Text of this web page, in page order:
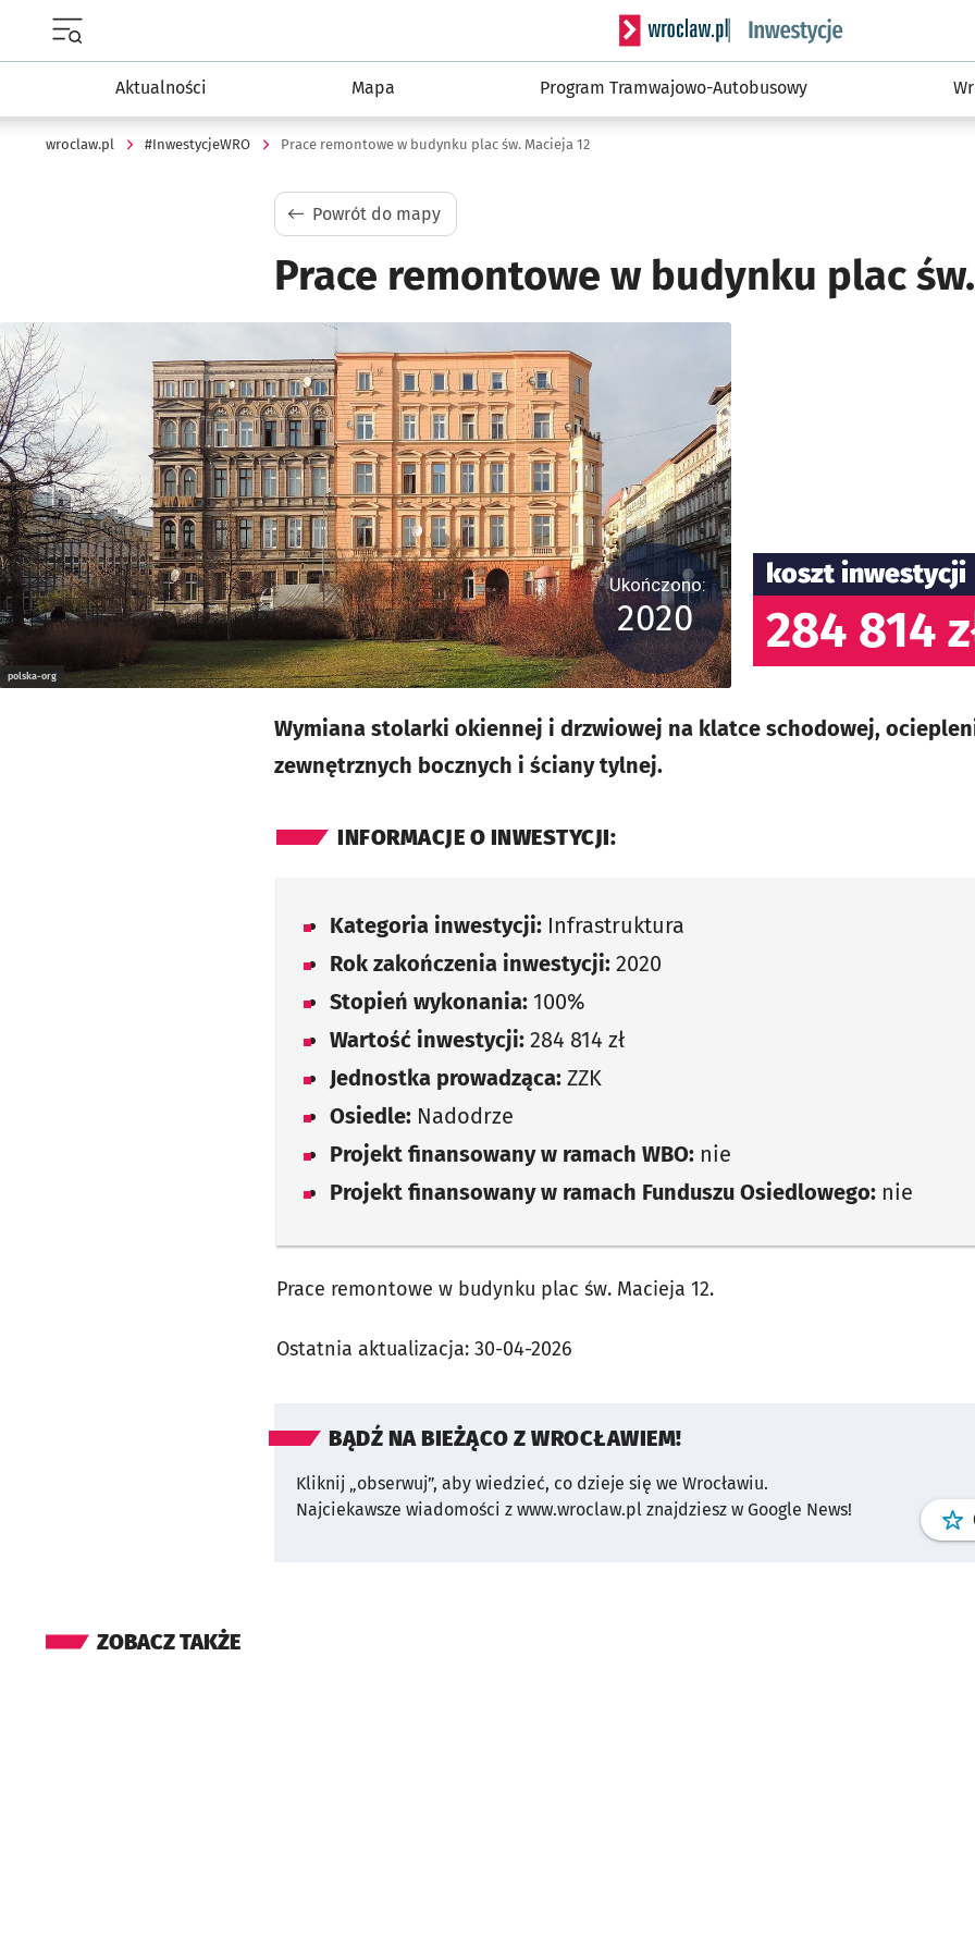
Serwis informacyjny wroclaw.pl podserwis:
Aktualności Mapa Program Tramwajowo-Autobusowy
wroclaw.pl #InwestycjeWRO Prace remontowe w budynku plac św. Macieja 12
Powrót do mapy
Prace remontowe w budynku plac
Kliknij, aby powiększyć
polska-org
Ukończono:
2020
koszt inwestycji
284 814
Wymiana stolarki okiennej i drzwiowej na klatce schodowej,
zewnętrznych bocznych i ściany tylnej.
INFORMACJE O INWESTYCJI:
Kategoria inwestycji: Infrastruktura
Rok zakończenia inwestycji: 2020
Stopień wykonania: 100%
Wartość inwestycji: 284 814 zł
Jednostka prowadząca: ZZK
Osiedle: Nadodrze
Projekt finansowany w ramach WBO: nie
Projekt finansowany w ramach Funduszu Osiedlowego: nie
Prace remontowe w budynku plac św. Macieja 12.
Ostatnia aktualizacja: 30-04-2026
BĄDŹ NA BIEŻĄCO Z WROCŁAWIEM!
Kliknij „obserwuj”, aby wiedzieć, co dzieje się we Wrocławiu.
Najciekawsze wiadomości z www.wroclaw.pl znajdziesz w Google News!
ZOBACZ TAKŻE